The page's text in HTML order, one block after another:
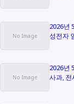
2026년
성전자
2026년
사과, 전